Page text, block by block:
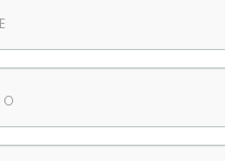
Tus datos están seguros
Uso exclusivo